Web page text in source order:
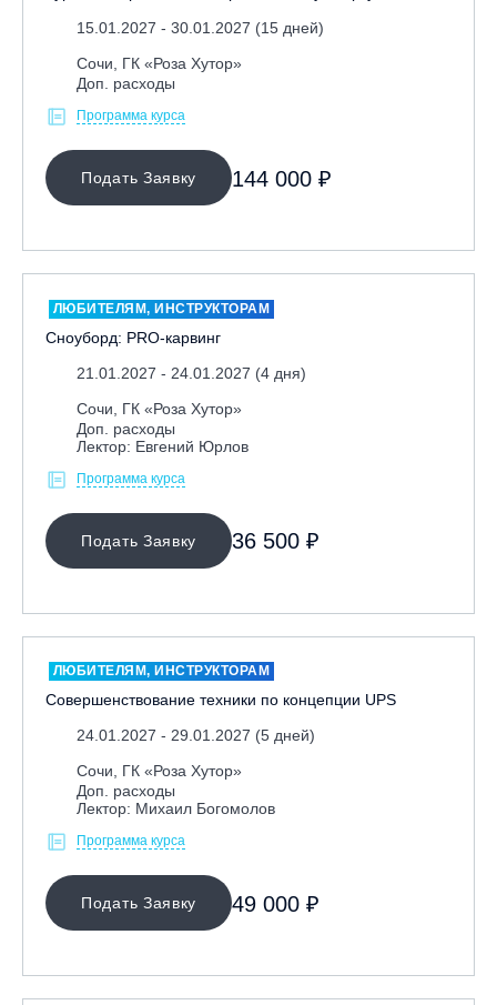
15.01.2027 - 30.01.2027 (15 дней)
Сочи, ГК «Роза Хутор»
Доп. расходы
Программа курса
Подать Заявку 144 000 ₽
ЛЮБИТЕЛЯМ, ИНСТРУКТОРАМ
Сноуборд: PRO-карвинг
21.01.2027 - 24.01.2027 (4 дня)
Сочи, ГК «Роза Хутор»
Доп. расходы
Лектор: Евгений Юрлов
Программа курса
Подать Заявку 36 500 ₽
ЛЮБИТЕЛЯМ, ИНСТРУКТОРАМ
Совершенствование техники по концепции UPS
24.01.2027 - 29.01.2027 (5 дней)
Сочи, ГК «Роза Хутор»
Доп. расходы
Лектор: Михаил Богомолов
Программа курса
Подать Заявку 49 000 ₽